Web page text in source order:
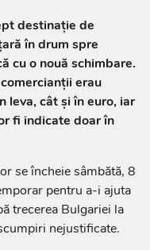
destinație de
în drum spre
cu o nouă schimbare.
erau
leva, cât și în euro, iar
fi indicate doar în
se încheie sâmbătă, 8
pentru a-i ajuta
trecerea Bulgariei la
nejustificate.